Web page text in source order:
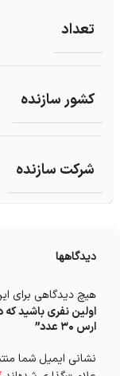
تعداد
کشور سازنده
شرکت سازنده
دیدگاهها
هیچ دیدگاهی برای
اولین نفری باشید
ارس 30 عدد”
نشانی ایمیل شما